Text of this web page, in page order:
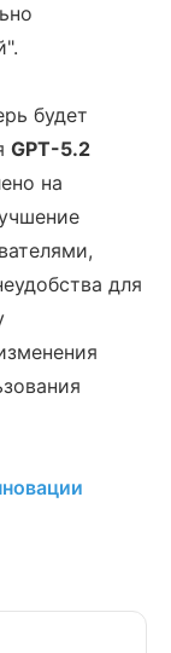
будет
GPT-5.2
на
для